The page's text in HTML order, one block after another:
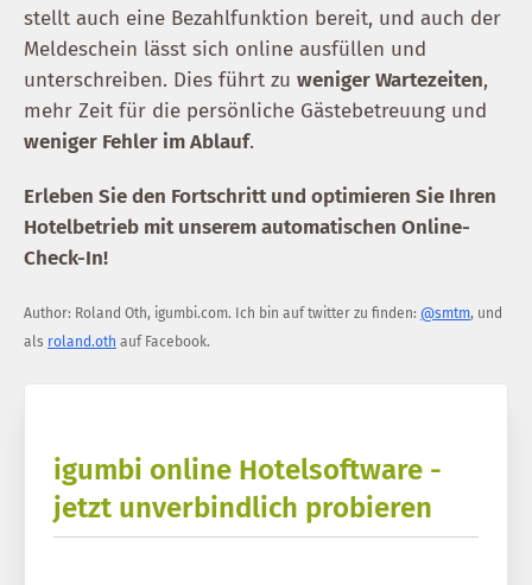
stellt auch eine Bezahlfunktion bereit, und auch der
Meldeschein lässt sich online ausfüllen und
unterschreiben. Dies führt zu weniger Wartezeiten,
mehr Zeit für die persönliche Gästebetreuung und
weniger Fehler im Ablauf.
Erleben Sie den Fortschritt und optimieren Sie Ihren
Hotelbetrieb mit unserem automatischen Online-
Check-In!
Author: Roland Oth, igumbi.com. Ich bin auf twitter zu finden: @smtm, und
als roland.oth auf Facebook.
igumbi online Hotelsoftware -
jetzt unverbindlich probieren